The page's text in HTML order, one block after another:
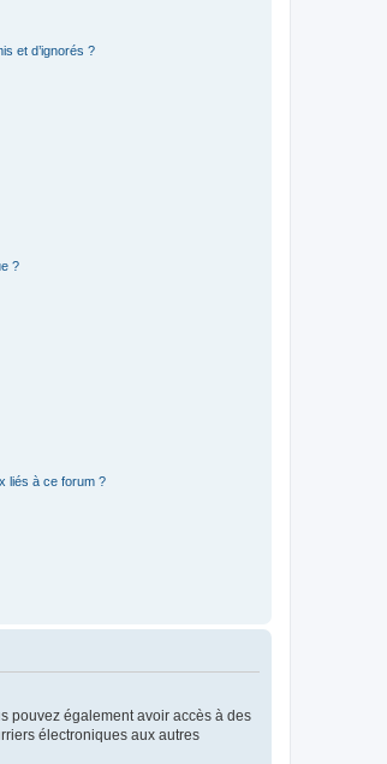
et d’ignorés ?
?
liés à ce forum ?
pouvez également avoir accès à des
électroniques aux autres